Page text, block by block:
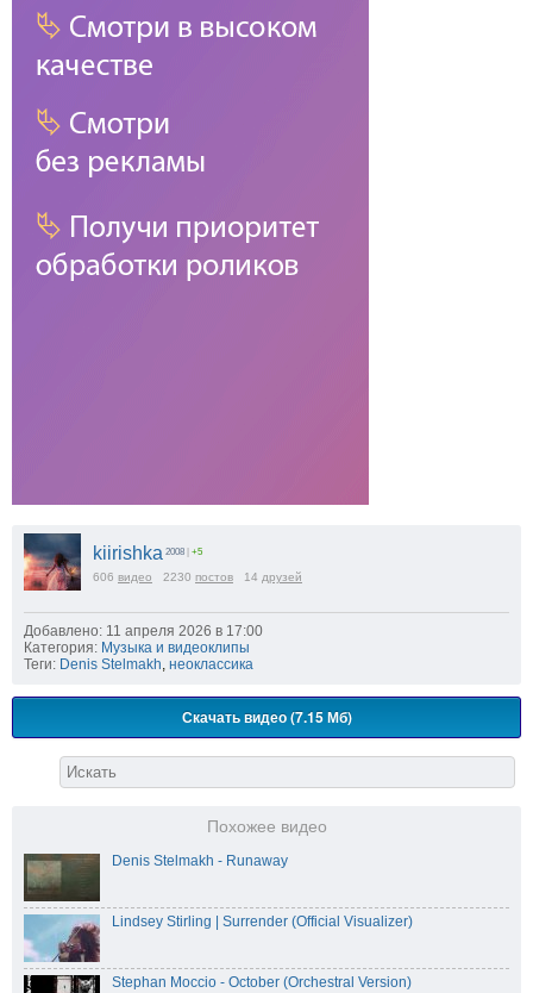
00:00
07:59
2x
1.5x
0.75x
0.5x
100 %
kiirishka 2008 +5
606 видео 2230 постов 14 друзей
Добавлено: 11 апреля 2026 в 17:00
Категория: Музыка и видеоклипы
Теги: Denis Stelmakh, неоклассика
Скачать видео (7.15 Мб)
Похожее видео
Denis Stelmakh - Runaway
Lindsey Stirling | Surrender (Official Visualizer)
Stephan Moccio - October (Orchestral Version)